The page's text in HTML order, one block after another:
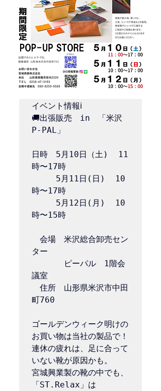
イベント情報ℹ️
🚚出張販売　in　「米沢
P-PAL」
日時　5月10日（土)  11
時〜17時
5月11日(日)  10
時〜17時
5月12日(月)  10
時〜15時
会場　米沢総合卸売セン
ター
ピーパル　1階会
議室
住所　山形県米沢市中田
町760
ゴールデンウィーク明けの
お買い物は当社の製品で！
連休の疲れは、足に合って
いない靴が原因かも。
宮城興業製の靴の中でも、
「ST.Relax」は